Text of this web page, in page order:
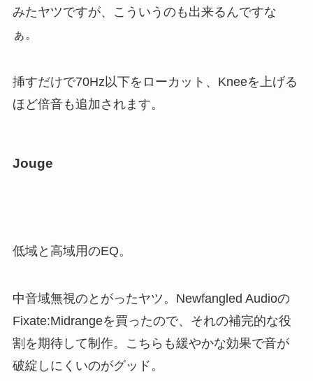
みたヤツですが、こういうのも出来るんですな
ぁ。
挿すだけで70Hz以下をローカット、Kneeを上げる
ほど倍音も追加されます。
Jouge
低域と高域用のEQ。
中音域無視のとがったヤツ。Newfangled Audioの
Fixate:Midrangeを買ったので、それの補完的な役
割を期待して制作。こちらも緩やかな効果で音が
破綻しにくいのがグッド。